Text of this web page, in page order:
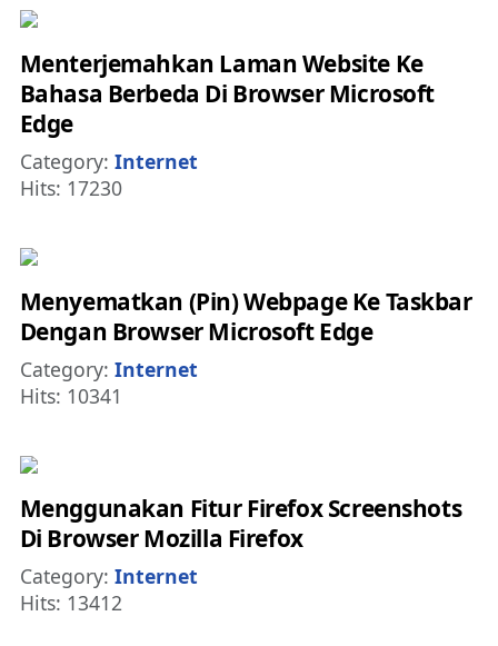
Menterjemahkan Laman Website Ke
Bahasa Berbeda Di Browser Microsoft
Edge
Details
Category: Internet
Hits: 17230
Menyematkan (Pin) Webpage Ke Taskbar
Dengan Browser Microsoft Edge
Details
Category: Internet
Hits: 10341
Menggunakan Fitur Firefox Screenshots
Di Browser Mozilla Firefox
Details
Category: Internet
Hits: 13412